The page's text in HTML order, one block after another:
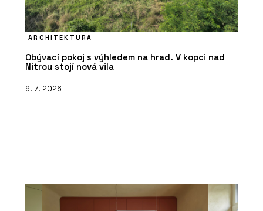
ARCHITEKTURA
Obývací pokoj s výhledem na hrad. V kopci nad
Nitrou stojí nová vila
9. 7. 2026